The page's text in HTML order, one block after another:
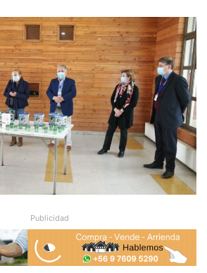
Publicidad